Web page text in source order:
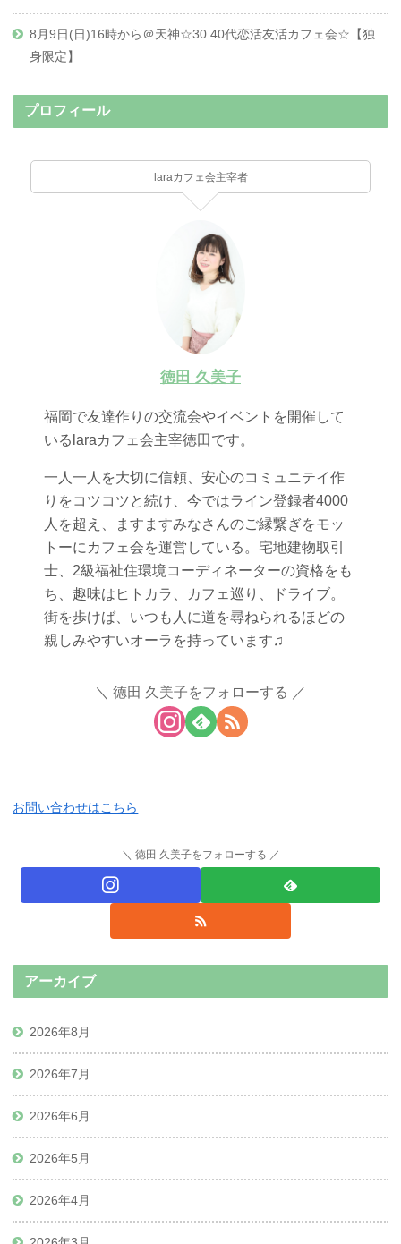
8月9日(日)16時から＠天神☆30.40代恋活友活カフェ会☆【独
身限定】
プロフィール
laraカフェ会主宰者
徳田 久美子
福岡で友達作りの交流会やイベントを開催して
いるlaraカフェ会主宰徳田です。
一人一人を大切に信頼、安心のコミュニテイ作
りをコツコツと続け、今ではライン登録者4000
人を超え、ますますみなさんのご縁繋ぎをモッ
トーにカフェ会を運営している。宅地建物取引
士、2級福祉住環境コーディネーターの資格をも
ち、趣味はヒトカラ、カフェ巡り、ドライブ。
街を歩けば、いつも人に道を尋ねられるほどの
親しみやすいオーラを持っています♫
徳田 久美子をフォローする
お問い合わせはこちら
徳田 久美子をフォローする
アーカイブ
2026年8月
2026年7月
2026年6月
2026年5月
2026年4月